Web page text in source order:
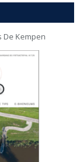
De Kempen